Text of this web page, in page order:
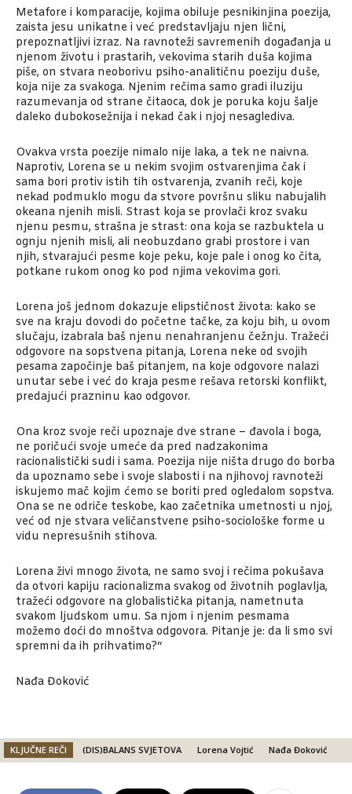
Metafore i komparacije, kojima obiluje pesnikinjina poezija,
zaista jesu unikatne i već predstavljaju njen lični,
prepoznatljivi izraz. Na ravnoteži savremenih događanja u
njenom životu i prastarih, vekovima starih duša kojima
piše, on stvara neoborivu psiho-analitičnu poeziju duše,
koja nije za svakoga. Njenim rečima samo gradi iluziju
razumevanja od strane čitaoca, dok je poruka koju šalje
daleko dubokosežnija i nekad čak i njoj nesaglediva.
Ovakva vrsta poezije nimalo nije laka, a tek ne naivna.
Naprotiv, Lorena se u nekim svojim ostvarenjima čak i
sama bori protiv istih tih ostvarenja, zvanih reči, koje
nekad podmuklo mogu da stvore površnu sliku nabujalih
okeana njenih misli. Strast koja se provlači kroz svaku
njenu pesmu, strašna je strast: ona koja se razbuktela u
ognju njenih misli, ali neobuzdano grabi prostore i van
njih, stvarajući pesme koje peku, koje pale i onog ko čita,
potkane rukom onog ko pod njima vekovima gori.
Lorena još jednom dokazuje elipstičnost života: kako se
sve na kraju dovodi do početne tačke, za koju bih, u ovom
slučaju, izabrala baš njenu nenahranjenu čežnju. Tražeći
odgovore na sopstvena pitanja, Lorena neke od svojih
pesama započinje baš pitanjem, na koje odgovore nalazi
unutar sebe i već do kraja pesme rešava retorski konflikt,
predajući prazninu kao odgovor.
Ona kroz svoje reči upoznaje dve strane – đavola i boga,
ne poričući svoje umeće da pred nadzakonima
racionalistički sudi i sama. Poezija nije ništa drugo do borba
da upoznamo sebe i svoje slabosti i na njihovoj ravnoteži
iskujemo mač kojim ćemo se boriti pred ogledalom sopstva.
Ona se ne odriče teskobe, kao začetnika umetnosti u njoj,
već od nje stvara veličanstvene psiho-sociološke forme u
vidu nepresušnih stihova.
Lorena živi mnogo života, ne samo svoj i rečima pokušava
da otvori kapiju racionalizma svakog od životnih poglavlja,
tražeći odgovore na globalistička pitanja, nametnuta
svakom ljudskom umu. Sa njom i njenim pesmama
možemo doći do mnoštva odgovora. Pitanje je: da li smo svi
spremni da ih prihvatimo?“
Nađa Đoković
KLJUČNE REČI (DIS)BALANS SVJETOVA Lorena Vojtić Nađa Đoković